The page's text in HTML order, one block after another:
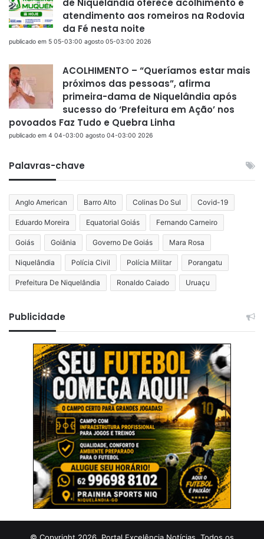
de Niquelândia oferece acolhimento e
atendimento aos romeiros na Rodovia
da Fé nesta noite
publicado em 5 05-03:00 agosto 05-03:00 2026
ACOLHIMENTO – “Queríamos estar mais
próximos das pessoas”, afirma
primeira-dama de Niquelândia após
sucesso do ‘Prefeitura em Ação’ nos
povoados Faz Tudo e Quebra Linha
publicado em 4 04-03:00 agosto 04-03:00 2026
Palavras-chave
Anglo American Barro Alto Colinas Do Sul Covid-19
Eduardo Moreira Equatorial Goiás Fernando Carneiro
Goiás Goiânia Governo De Goiás Mara Rosa
Niquelândia Polícia Civil Polícia Militar Porangatu
Prefeitura De Niquelândia Ronaldo Caiado Uruaçu
Publicidade